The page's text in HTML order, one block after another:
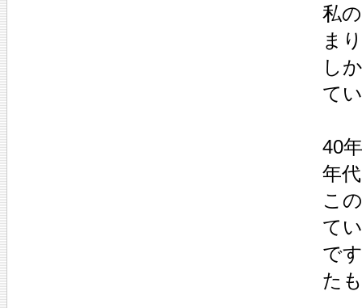
私
ま
し
て
40
年
こ
て
で
た